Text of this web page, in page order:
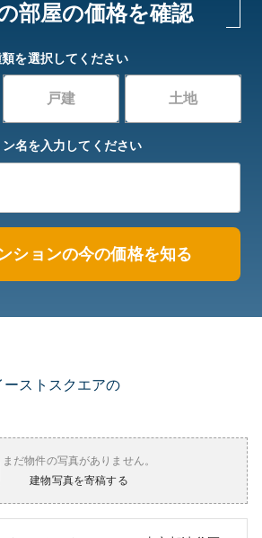
部屋の価格を確認
を選択してください
戸建 土地
名を入力してください
ションの今の価格を知る
ーストスクエアの
まだ物件の写真がありません。
建物写真を寄稿する